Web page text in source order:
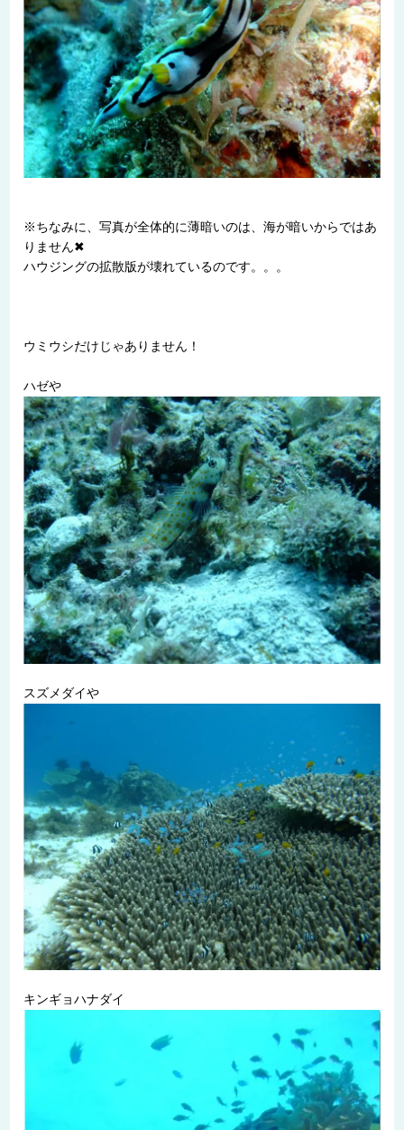
※ちなみに、写真が全体的に薄暗いのは、海が暗いからではあ
りません✖
ハウジングの拡散版が壊れているのです。。。
ウミウシだけじゃありません！
ハゼや
スズメダイや
キンギョハナダイ